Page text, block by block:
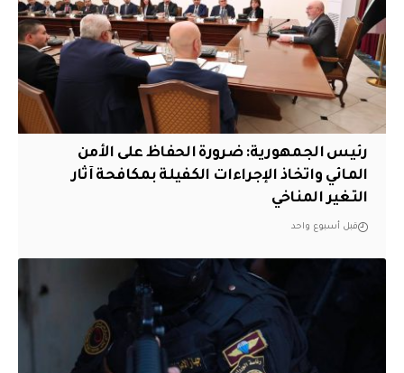
رئيس الجمهورية: ضرورة الحفاظ على الأمن
المائي واتخاذ الإجراءات الكفيلة بمكافحة آثار
التغير المناخي
قبل أسبوع واحد